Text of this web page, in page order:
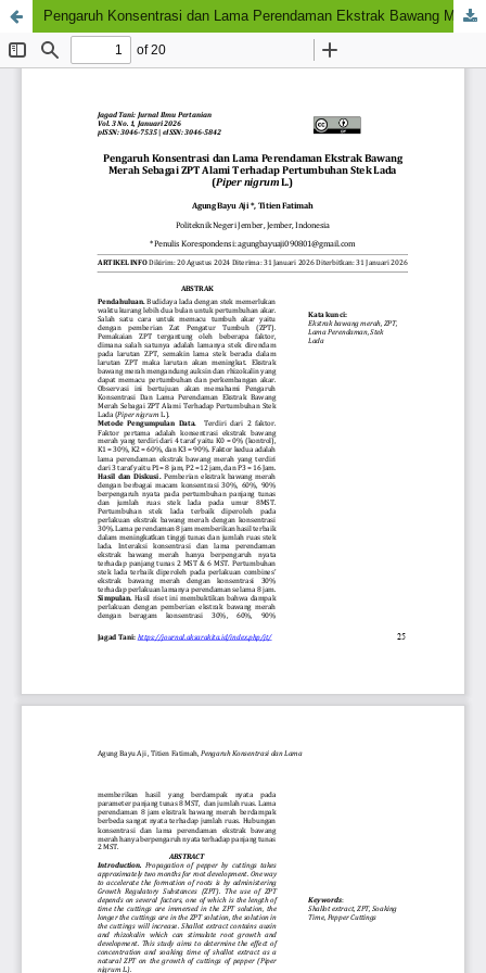
Pengaruh Konsentrasi dan Lama Perendaman Ekstrak Bawang Merah Sebagai ZPT Alami Terhadap Pertumbuhan Stek Lada (Piper nigrum L.)